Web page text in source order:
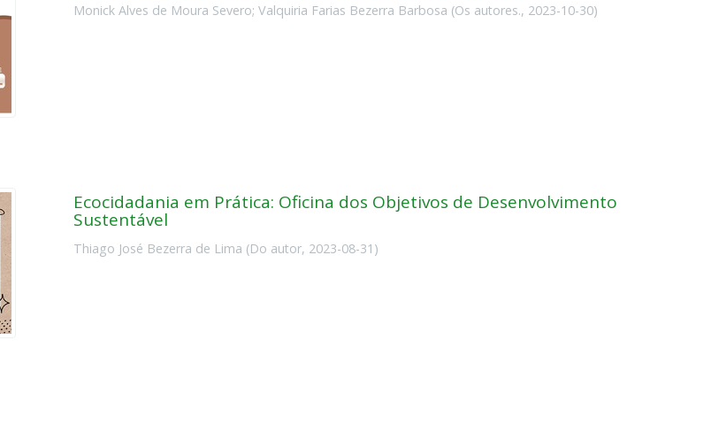
Monick Alves de Moura Severo; Valquiria Farias Bezerra Barbosa (Os autores., 2023-10-30)
Ecocidadania em Prática: Oficina dos Objetivos de Desenvolvimento
Sustentável
Thiago José Bezerra de Lima (Do autor, 2023-08-31 )